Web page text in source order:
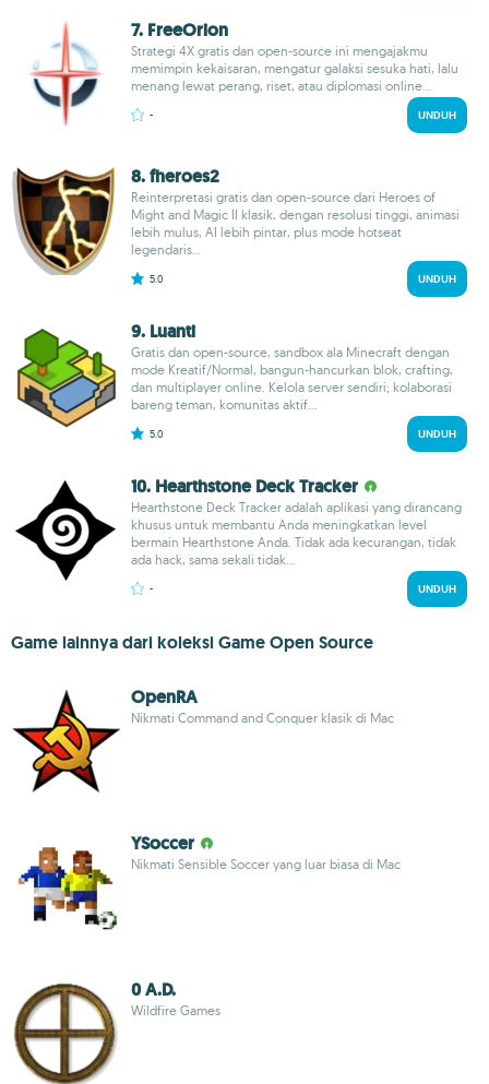
7. FreeOrion
Strategi 4X gratis dan open-source ini mengajakmu
memimpin kekaisaran, mengatur galaksi sesuka hati, lalu
menang lewat perang, riset, atau diplomasi online...
- UNDUH
8. fheroes2
Reinterpretasi gratis dan open-source dari Heroes of
Might and Magic II klasik, dengan resolusi tinggi, animasi
lebih mulus, AI lebih pintar, plus mode hotseat
legendaris...
5.0 UNDUH
9. Luanti
Gratis dan open-source, sandbox ala Minecraft dengan
mode Kreatif/Normal, bangun-hancurkan blok, crafting,
dan multiplayer online. Kelola server sendiri; kolaborasi
bareng teman, komunitas aktif...
5.0 UNDUH
10. Hearthstone Deck Tracker
Hearthstone Deck Tracker adalah aplikasi yang dirancang
khusus untuk membantu Anda meningkatkan level
bermain Hearthstone Anda. Tidak ada kecurangan, tidak
ada hack, sama sekali tidak...
- UNDUH
Game lainnya dari koleksi Game Open Source
OpenRA
Nikmati Command and Conquer klasik di Mac
YSoccer
Nikmati Sensible Soccer yang luar biasa di Mac
0 A.D.
Wildfire Games